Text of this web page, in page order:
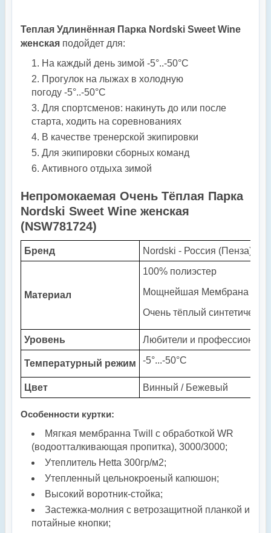
Теплая Удлинённая Парка Nordski Sweet Wine
женская подойдет для:
На каждый день зимой -5°..-50°С
Прогулок на лыжах в холодную
погоду -5°..-50°С
Для спортсменов: накинуть до или после
старта, ходить на соревнованиях
В качестве тренерской экипировки
Для экипировки сборных команд
Активного отдыха зимой
Непромокаемая Очень Тёплая Парка
Nordski Sweet Wine женская
(NSW781724)
Бренд Nordski - Россия (Пенза)
Материал
100% полиэстер
Мощнейшая Мембрана Twill
Очень тёплый
Уровень Любители и профессионалы
Температурный режим -5°...-50°С
Цвет Винный / Бежевый
Особенности куртки:
Мягкая мембранна Twill c обработкой WR
(водоотталкивающая пропитка), 3000/3000;
Утеплитель Hetta 300гр/м2;
Утепленный цельнокроеный капюшон;
Высокий воротник-стойка;
Застежка-молния с ветрозащитной планкой и
потайные кнопки;